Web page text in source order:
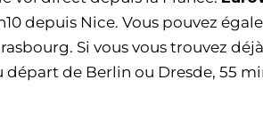
depuis Nice. Vous pouvez
Si vous vous trouvez
départ de Berlin ou Dresde, 55